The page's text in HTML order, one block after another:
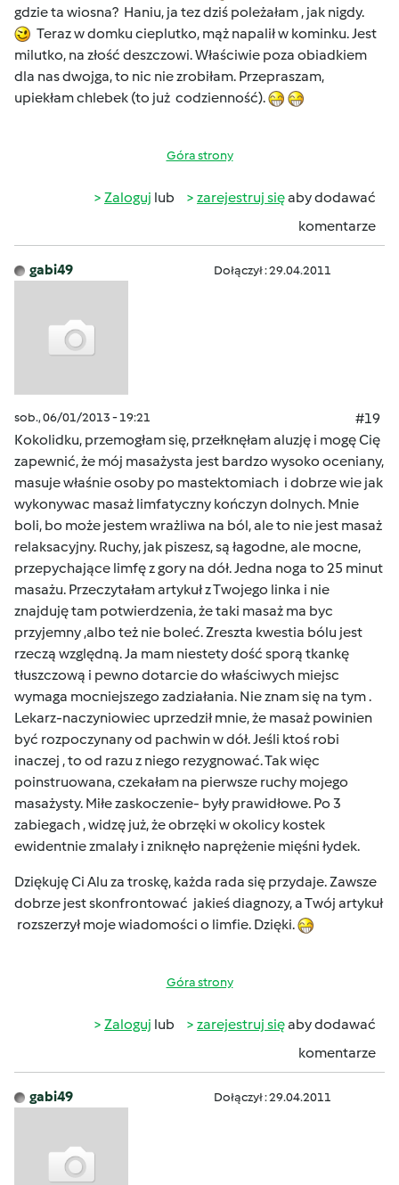
gdzie ta wiosna? Haniu, ja tez dziś poleżałam , jak nigdy.
Teraz w domku cieplutko, mąż napalił w kominku. Jest
milutko, na złość deszczowi. Właściwie poza obiadkiem
dla nas dwojga, to nic nie zrobiłam. Przepraszam,
upiekłam chlebek (to już codzienność).
Góra strony
Zaloguj lub zarejestruj sięaby dodawać
komentarze
gabi49 Dołączył : 29.04.2011
sob., 06/01/2013 - 19:21
#19
Kokolidku, przemogłam się, przełknęłam aluzję i mogę Cię
zapewnić, że mój masażysta jest bardzo wysoko oceniany,
masuje właśnie osoby po mastektomiach i dobrze wie jak
wykonywac masaż limfatyczny kończyn dolnych. Mnie
boli, bo może jestem wrażliwa na ból, ale to nie jest masaż
relaksacyjny. Ruchy, jak piszesz, są łagodne, ale mocne,
przepychające limfę z gory na dół. Jedna noga to 25 minut
masażu. Przeczytałam artykuł z Twojego linka i nie
znajduję tam potwierdzenia, że taki masaż ma byc
przyjemny ,albo też nie boleć. Zreszta kwestia bólu jest
rzeczą względną. Ja mam niestety dość sporą tkankę
tłuszczową i pewno dotarcie do właściwych miejsc
wymaga mocniejszego zadziałania. Nie znam się na tym .
Lekarz-naczyniowiec uprzedził mnie, że masaż powinien
być rozpoczynany od pachwin w dół. Jeśli ktoś robi
inaczej , to od razu z niego rezygnować. Tak więc
poinstruowana, czekałam na pierwsze ruchy mojego
masażysty. Miłe zaskoczenie- były prawidłowe. Po 3
zabiegach , widzę już, że obrzęki w okolicy kostek
ewidentnie zmalały i zniknęło naprężenie mięśni łydek.
Dziękuję Ci Alu za troskę, każda rada się przydaje. Zawsze
dobrze jest skonfrontować jakieś diagnozy, a Twój artykuł
rozszerzył moje wiadomości o limfie. Dzięki.
Góra strony
Zaloguj lub zarejestruj sięaby dodawać
komentarze
gabi49 Dołączył : 29.04.2011